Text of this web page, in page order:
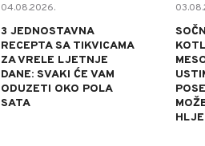
04.08.2026.
3 JEDNOSTAVNA
RECEPTA SA TIKVICAMA
ZA VRELE LJETNJE
DANE: SVAKI ĆE VAM
ODUZETI OKO POLA
SATA